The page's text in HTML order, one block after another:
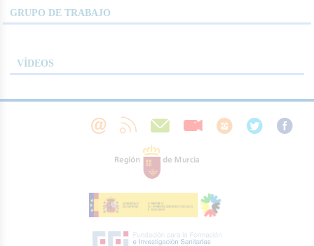
GRUPO DE TRABAJO
VÍDEOS